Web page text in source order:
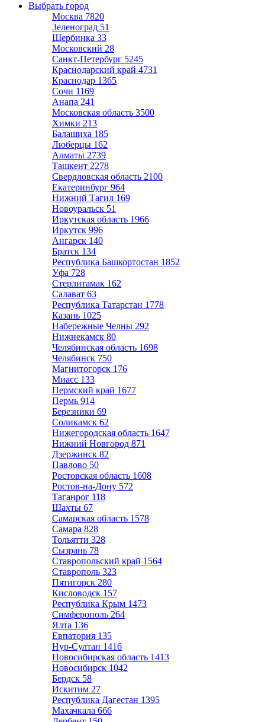
Выбрать город
Москва 7820
Зеленоград 51
Щербинка 33
Московский 28
Санкт-Петербург 5245
Краснодарский край 4731
Краснодар 1365
Сочи 1169
Анапа 241
Московская область 3500
Химки 213
Балашиха 185
Люберцы 162
Алматы 2739
Ташкент 2278
Свердловская область 2100
Екатеринбург 964
Нижний Тагил 169
Новоуральск 51
Иркутская область 1966
Иркутск 996
Ангарск 140
Братск 134
Республика Башкортостан 1852
Уфа 728
Стерлитамак 162
Салават 63
Республика Татарстан 1778
Казань 1025
Набережные Челны 292
Нижнекамск 80
Челябинская область 1698
Челябинск 750
Магнитогорск 176
Миасс 133
Пермский край 1677
Пермь 914
Березники 69
Соликамск 62
Нижегородская область 1647
Нижний Новгород 871
Дзержинск 82
Павлово 50
Ростовская область 1608
Ростов-на-Дону 572
Таганрог 118
Шахты 67
Самарская область 1578
Самара 828
Тольятти 328
Сызрань 78
Ставропольский край 1564
Ставрополь 323
Пятигорск 280
Кисловодск 157
Республика Крым 1473
Симферополь 264
Ялта 136
Евпатория 135
Нур-Султан 1416
Новосибирская область 1413
Новосибирск 1042
Бердск 58
Искитим 27
Республика Дагестан 1395
Махачкала 666